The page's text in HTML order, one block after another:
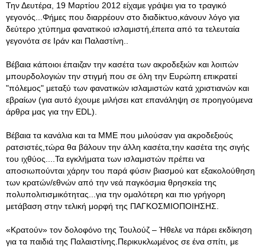
Την Δευτέρα, 19 Μαρτίου 2012 είχαμε γράψει για το τραγικό
γεγονός...Φήμες που διαρρέουν στο διαδίκτυο,κάνουν λόγο για
δεύτερο χτύπημα φανατικού ισλαμιστή,έπειτα από τα τελευταία
γεγονότα σε Ιράν και Παλαστίνη..
Βέβαια κάποιοι έπαιζαν την κασέτα των ακροδεξιών και λοιπών
μπουρδολογιών την στιγμή που σε όλη την Ευρώπη επικρατεί
"πόλεμος" μεταξύ των φανατικών ισλαμιστών κατά χριστιανών και
εβραίων (για αυτό έχουμε μιλήσει κατ επανάληψη σε προηγούμενα
άρθρα μας για την EDL).
Βέβαια τα κανάλια και τα ΜΜΕ που μιλούσαν για ακροδεξιούς
ρατσιστές,τώρα θα βάλουν την άλλη κασέτα,την κασέτα της σιγής
του ιχθύος....Τα εγκλήματα των ισλαμιστών πρέπει να
αποσιωπούνται χάρην του παρά φύσιν βιασμού κατ εξακολούθηση
των κρατών/εθνών από την νεά παγκόσμια θρησκεία της
πολυπολιτισμικότητας...για την ομαλότερη και πιο γρήγορη
μετάβαση στην τελική μορφή της ΠΑΓΚΟΣΜΙΟΠΟΙΗΣΗΣ.
«Κρατούν» τον δολοφόνο της Τουλούζ – Ήθελε να πάρει εκδίκηση
για τα παιδιά της Παλαιστίνης.Περικυκλωμένος σε ένα σπίτι, με